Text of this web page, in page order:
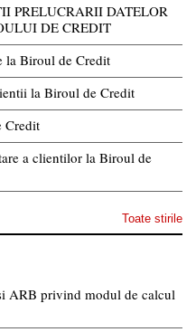
PRELUCRARII DATELOR
DE CREDIT
la Biroul de Credit
la Biroul de Credit
Credit
a clientilor la Biroul de
Toate stirile
ARB privind modul de calcul